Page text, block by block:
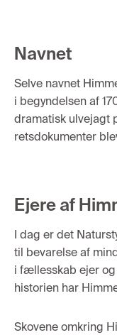
Navnet
Selve navnet
i begyndelsen af
dramatisk ulvejagt
retsdokumenter
Ejere af
I dag er det
til bevarelse af
i fællesskab ejer
historien har
Skovene omkring